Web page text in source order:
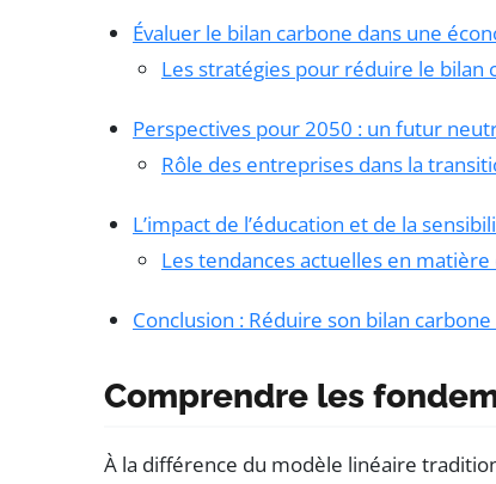
Évaluer le bilan carbone dans une
Les stratégies pour réduire le bilan
Perspectives pour 2050 : un futur
Rôle des entreprises dans la
L’impact de l’éducation et de la
Les tendances actuelles en
Conclusion : Réduire son bilan
Comprendre les
À la différence du modèle linéaire